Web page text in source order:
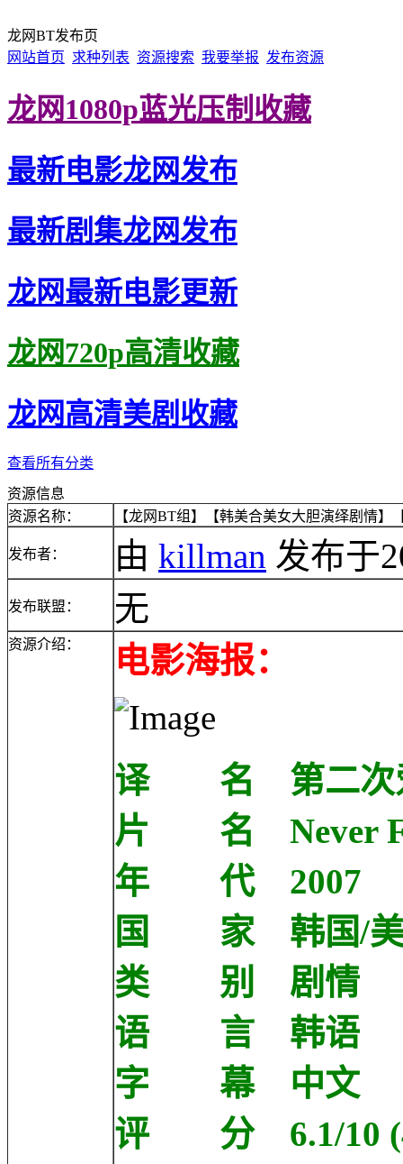
龙网BT发布页
网站首页 求种列表 资源搜索 我要举报 发布资源
龙网1080p蓝光压制收藏
最新电影龙网发布
最新剧集龙网发布
龙网最新电影更新
龙网720p高清收藏
龙网高清美剧收藏
查看所有分类
资源信息
资源名称：
【龙网BT组】【韩美合美女大胆演绎剧情
发布者： 由 killman 发布于
发布联盟： 无
资源介绍： 电影海报：
译 名 第二次
片 名 Never
年 代 2007
国 家 韩国/美
类 别 剧情
语 言 韩语
字 幕 中文
评 分 6.1/10